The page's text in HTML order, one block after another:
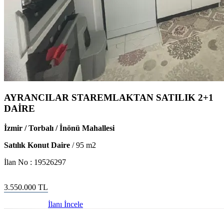
AYRANCILAR STAREMLAKTAN SATILIK 2+1
DAİRE
İzmir / Torbalı / İnönü Mahallesi
Satılık Konut Daire /95 m2
İlan No : 19526297
3.550.000 TL
İlanı İncele